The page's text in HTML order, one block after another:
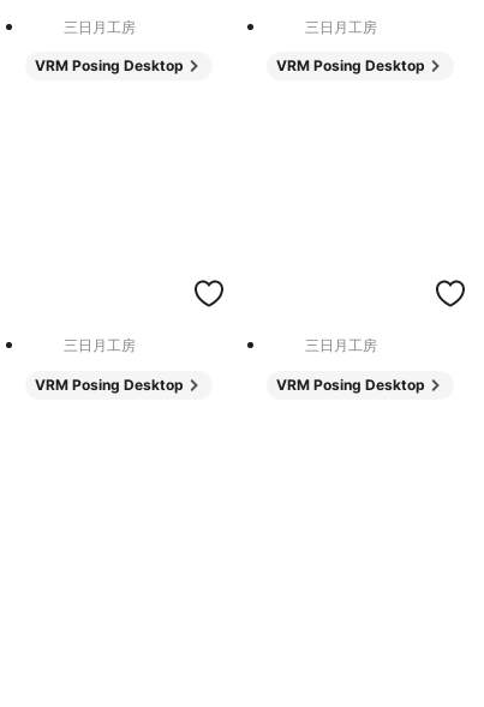
三日月工房
VRM Posing Desktop
三日月工房
VRM Posing Desktop
三日月工房
VRM Posing Desktop
三日月工房
VRM Posing Desktop